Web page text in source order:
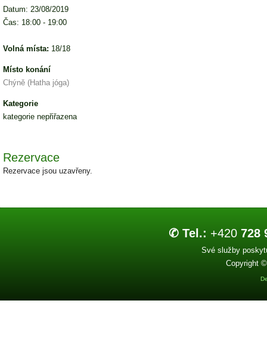
Datum: 23/08/2019
Čas: 18:00 - 19:00
Volná místa: 18/18
Místo konání
Chýně (Hatha jóga)
Kategorie
kategorie nepřiřazena
Rezervace
Rezervace jsou uzavřeny.
✆ Tel.: +420 728
Své služby
Copyright